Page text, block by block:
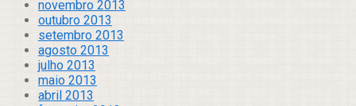
novembro 2013
outubro 2013
setembro 2013
agosto 2013
julho 2013
maio 2013
abril 2013